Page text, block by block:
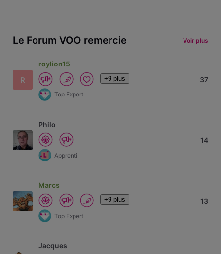
Le Forum VOO remercie Voir plus
R
roylion15
+9 plus
Top Expert
37
Philo
Apprenti
14
Marcs
+9 plus
Top Expert
13
Jacques